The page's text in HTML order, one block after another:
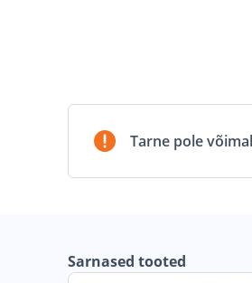
Tarne pole
Sarnased tooted